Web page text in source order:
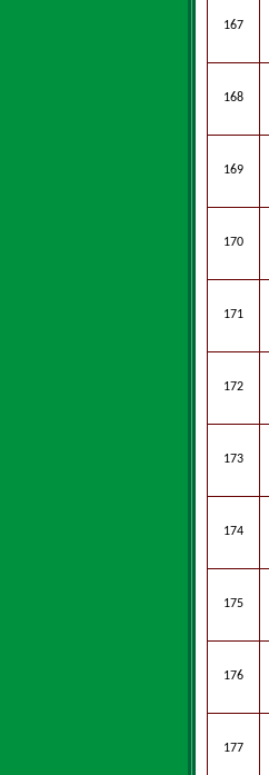
167
168
169
170
171
172
173
174
175
176
177